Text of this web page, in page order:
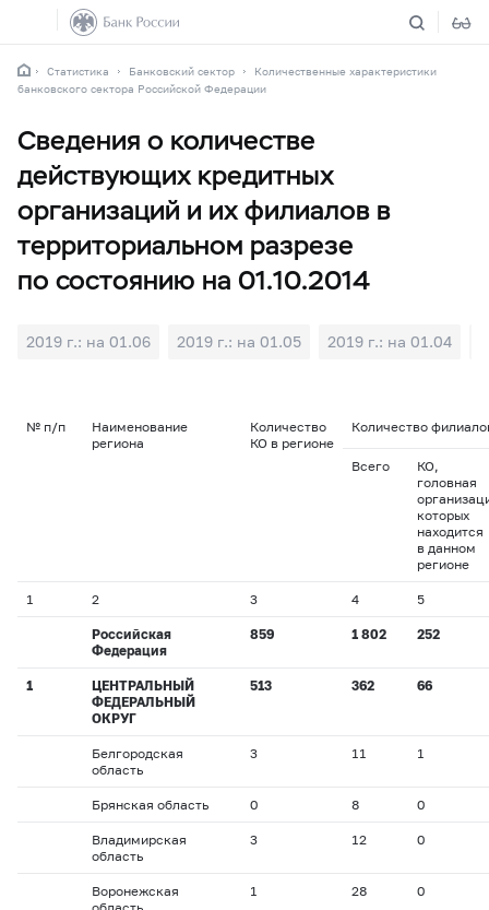
Статистика Банковский сектор
Количественные характеристики
банковского сектора Российской Федерации
Сведения о количестве
действующих кредитных
организаций и их филиалов в
территориальном разрезе
по состоянию на 01.10.2014
2019 г.: на 01.06 2019 г.: на 01.05 2019 г.: на 01.04
№ п/п
Наименование
региона
Количество
КО в регионе
Количество
Всего
КО,
головная
которых
находится
в данном
регионе
1 2 3 4 5
Российская
Федерация
859 1 802 252
1
ЦЕНТРАЛЬНЫЙ
ФЕДЕРАЛЬНЫЙ
ОКРУГ
513 362 66
Белгородская
область
3 11 1
Брянская область 0 8 0
Владимирская
область
3 12 0
Воронежская
1 28 0